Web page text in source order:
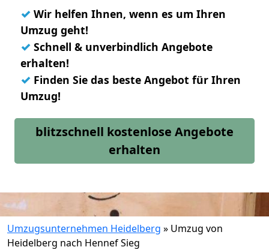
✓ Wir helfen Ihnen, wenn es um Ihren
Umzug geht!
✓ Schnell & unverbindlich Angebote
erhalten!
✓ Finden Sie das beste Angebot für Ihren
Umzug!
blitzschnell kostenlose Angebote
erhalten
Umzugsunternehmen Heidelberg » Umzug von
Heidelberg nach Hennef Sieg